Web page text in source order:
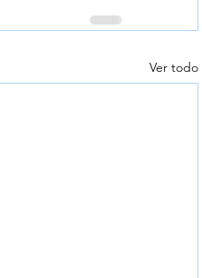
Ver todo